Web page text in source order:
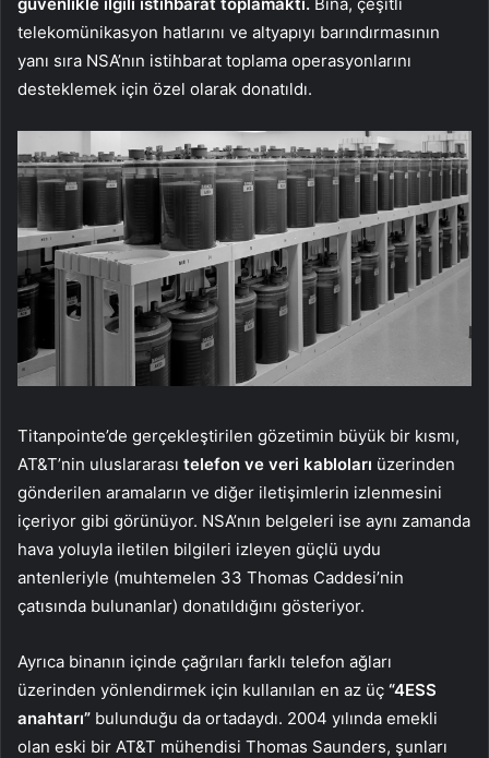
telekomünikasyon hatlarını ve altyapıyı barındırmasının
yanı sıra NSA’nın istihbarat toplama operasyonlarını
desteklemek için özel olarak donatıldı.
Titanpointe’de gerçekleştirilen gözetimin büyük bir kısmı,
AT&T’nin uluslararası telefon ve veri kabloları üzerinden
gönderilen aramaların ve diğer iletişimlerin izlenmesini
içeriyor gibi görünüyor. NSA’nın belgeleri ise aynı zamanda
hava yoluyla iletilen bilgileri izleyen güçlü uydu
antenleriyle (muhtemelen 33 Thomas Caddesi’nin
çatısında bulunanlar) donatıldığını gösteriyor.
Ayrıca binanın içinde çağrıları farklı telefon ağları
üzerinden yönlendirmek için kullanılan en az üç “4ESS
anahtarı” bulunduğu da ortadaydı. 2004 yılında emekli
olan eski bir AT&T mühendisi Thomas Saunders, şunları